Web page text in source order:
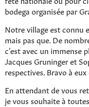
bodega organisée par
Notre village est connu
mais pas que. De
c’est avec un immense
Jacques Gruninger et
respectives. Bravo à eux
En attendant de vous
je vous souhaite à